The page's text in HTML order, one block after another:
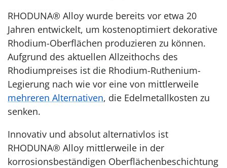
RHODUNA® Alloy wurde bereits vor etwa 20
Jahren entwickelt, um kostenoptimiert dekorative
Rhodium-Oberflächen produzieren zu können.
Aufgrund des aktuellen Allzeithochs des
Rhodiumpreises ist die Rhodium-Ruthenium-
Legierung nach wie vor eine von mittlerweile
mehreren Alternativen, die Edelmetallkosten zu
senken.
Innovativ und absolut alternativlos ist
RHODUNA® Alloy mittlerweile in der
korrosionsbeständigen Oberflächenbeschichtung